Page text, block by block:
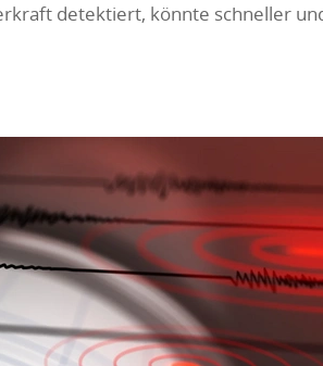
detektiert, könnte schneller